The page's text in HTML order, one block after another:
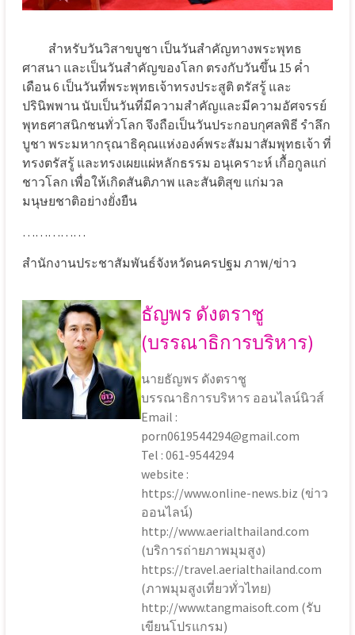
สำหรับวันวิสาขบูชา เป็นวันสำคัญทางพระพุทธ
ศาสนา และเป็นวันสำคัญของโลก ตรงกับวันขึ้น 15 ค่ำ
เดือน 6 เป็นวันที่พระพุทธเจ้าทรงประสูติ ตรัสรู้ และ
ปรินิพพาน นับเป็นวันที่มีความสำคัญและมีความอัศจรรย์
พุทธศาสนิกชนทั่วโลก จึงถือเป็นวันประกอบกุศลพิธี รำลึก
บูชา พระมหากรุณาธิคุณแห่งองค์พระสัมมาสัมพุทธเจ้า ที่
ทรงตรัสรู้ และทรงเผยแผ่หลักธรรม อนุเคราะห์ เกื้อกูลแก่
ชาวโลก เพื่อให้เกิดสันติภาพ และสันติสุข แก่มวล
มนุษยชาติอย่างยั่งยืน
……………
สำนักงานประชาสัมพันธ์จังหวัดนครปฐม ภาพ/ข่าว
ธัญพร ดังตราชู
(บรรณาธิการบริหาร)
นายธัญพร ดังตราชู
บรรณาธิการบริหาร ออนไลน์นิวส์
Email :
porn0619544294@gmail.com
Tel : 061-9544294
website :
https://www.online-news.biz (ข่าว
ออนไลน์)
http://www.aerialthailand.com
(บริการถ่ายภาพมุมสูง)
https://travel.aerialthailand.com
(ภาพมุมสูงเที่ยวทั่วไทย)
http://www.tangmaisoft.com (รับ
เขียนโปรแกรม)